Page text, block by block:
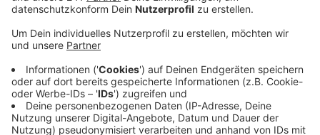
AOK macht sich das auch bei den Betrieben im
Kreis Euksirchen bemerkbar. Die Fehltage von
Arbeitnehmern wegen psychischer Erkrankungen
sind im Vergleich zu 2017 um gut sechs Prozent
gestiegen.
Über das gesamte Rheinland hinweg waren
Mitarbeiter im Autohandel, der Entsorgungs- und